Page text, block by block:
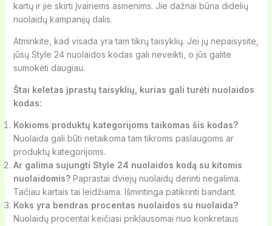
kartų ir jie skirti įvairiems asmenims. Jie dažnai būna didelių
nuolaidų kampanijų dalis.
Atminkite, kad visada yra tam tikrų taisyklių. Jei jų nepaisysite,
jūsų Style 24 nuolaidos kodas gali neveikti, o jūs galite
sumokėti daugiau.
Štai keletas įprastų taisyklių, kurias gali turėti nuolaidos
kodas:
Kokioms produktų kategorijoms taikomas šis kodas?
Nuolaida gali būti netaikoma tam tikroms paslaugoms ar
produktų kategorijoms.
Ar galima sujungti Style 24 nuolaidos kodą su kitomis
nuolaidomis?Paprastai dviejų nuolaidų derinti negalima.
Tačiau kartais tai leidžiama. Išmintinga patikrinti bandant.
Koks yra bendras procentas nuolaidos su nuolaida?
Nuolaidų procentai keičiasi priklausomai nuo konkretaus